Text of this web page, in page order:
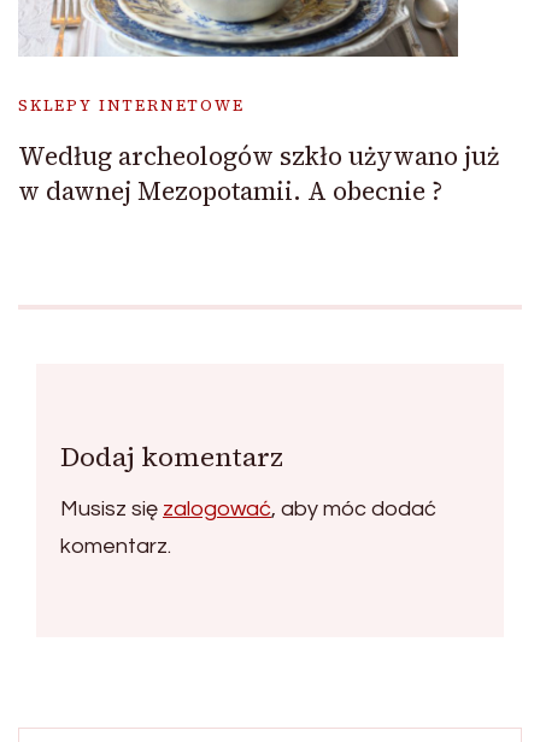
SKLEPY INTERNETOWE
Według archeologów szkło używano już
w dawnej Mezopotamii. A obecnie ?
Dodaj komentarz
Musisz się zalogować, aby móc dodać
komentarz.